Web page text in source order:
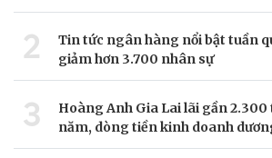
2
Tin tức ngân hàng nổi bật tuần
giảm hơn 3.700 nhân sự
3
Hoàng Anh Gia Lai lãi gần 2.300
năm, dòng tiền kinh doanh